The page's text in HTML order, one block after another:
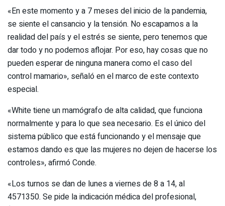
«En este momento y a 7 meses del inicio de la pandemia,
se siente el cansancio y la tensión. No escapamos a la
realidad del país y el estrés se siente, pero tenemos que
dar todo y no podemos aflojar. Por eso, hay cosas que no
pueden esperar de ninguna manera como el caso del
control mamario», señaló en el marco de este contexto
especial.
«White tiene un mamógrafo de alta calidad, que funciona
normalmente y para lo que sea necesario. Es el único del
sistema público que está funcionando y el mensaje que
estamos dando es que las mujeres no dejen de hacerse los
controles», afirmó Conde.
«Los turnos se dan de lunes a viernes de 8 a 14, al
4571350. Se pide la indicación médica del profesional,